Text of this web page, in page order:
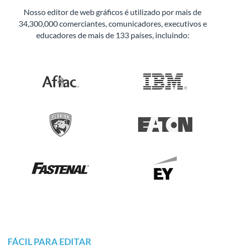
Nosso editor de web gráficos é utilizado por mais de
34,300,000 comerciantes, comunicadores, executivos e
educadores de mais de 133 países, incluindo:
FÁCIL PARA EDITAR